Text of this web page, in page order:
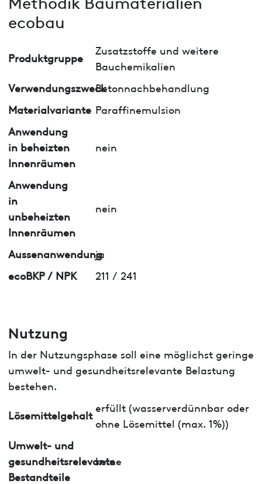
ecobau
Produktgruppe
Zusatzstoffe und weitere
Bauchemikalien
VerwendungszweckBetonnachbehandlung
Materialvariante Paraffinemulsion
Anwendung
in beheizten
Innenräumen
nein
Anwendung
in
unbeheizten
Innenräumen
nein
Aussenanwendung
ja
ecoBKP / NPK
211 / 241
Nutzung
In der Nutzungsphase soll eine möglichst geringe
umwelt- und gesundheitsrelevante Belastung
bestehen.
Lösemittelgehalt
erfüllt (wasserverdünnbar oder
ohne Lösemittel (max. 1%))
Umwelt- und
gesundheitsrelevante
Bestandteile
keine